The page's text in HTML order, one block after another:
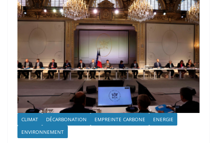
CLIMAT DÉCARBONATION EMPREINTE CARBONE
ENERGIE
ENVIRONNEMENT